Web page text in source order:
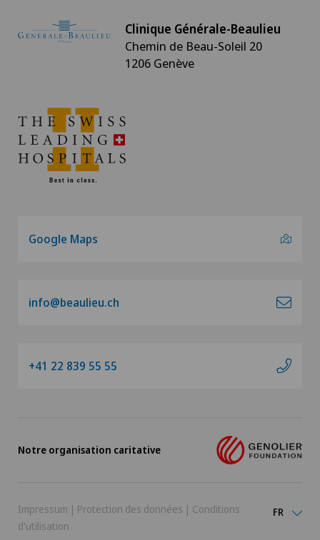
Clinique Générale-Beaulieu
Chemin de Beau-Soleil 20
1206 Genève
Google Maps
info@beaulieu.ch
+41 22 839 55 55
Notre organisation caritative
Impressum | Protection des données | Conditions
d'utilisation
FR